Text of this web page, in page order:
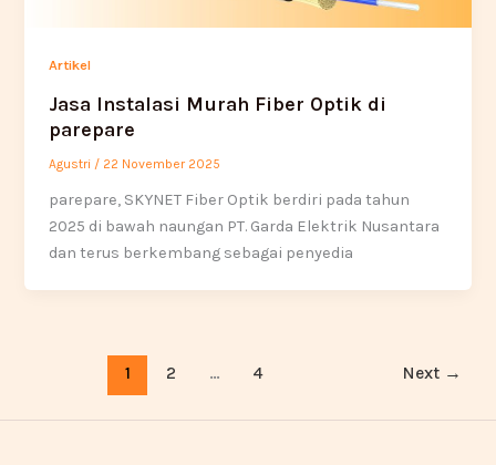
Artikel
Jasa Instalasi Murah Fiber Optik di
parepare
Agustri / 22 November 2025
parepare, SKYNET Fiber Optik berdiri pada tahun
2025 di bawah naungan PT. Garda Elektrik Nusantara
dan terus berkembang sebagai penyedia
1 2 … 4 Next →